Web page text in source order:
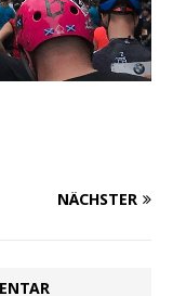
NÄCHSTER